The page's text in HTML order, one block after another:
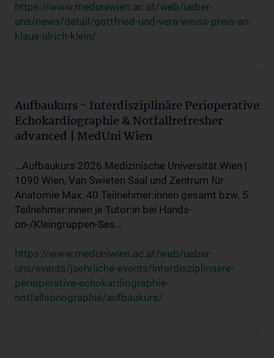
https://www.meduniwien.ac.at/web/ueber-
uns/news/detail/gottfried-und-vera-weiss-preis-an-
klaus-ulrich-klein/
Aufbaukurs - Interdisziplinäre Perioperative
Echokardiographie & Notfallrefresher
advanced | MedUni Wien
...Aufbaukurs 2026 Medizinische Universität Wien |
1090 Wien, Van Swieten Saal und Zentrum für
Anatomie Max. 40 Teilnehmer:innen gesamt bzw. 5
Teilnehmer:innen je Tutor:in bei Hands-
on-/Kleingruppen-Ses...
https://www.meduniwien.ac.at/web/ueber-
uns/events/jaehrliche-events/interdisziplinaere-
perioperative-echokardiographie-
notfallsonographie/aufbaukurs/